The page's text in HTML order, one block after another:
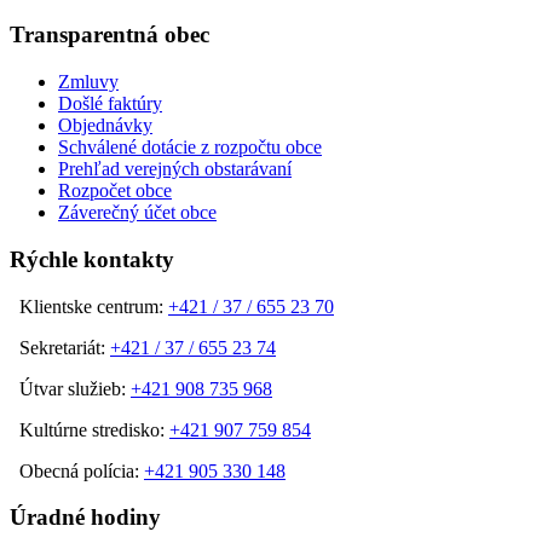
Transparentná obec
Zmluvy
Došlé faktúry
Objednávky
Schválené dotácie z rozpočtu obce
Prehľad verejných obstarávaní
Rozpočet obce
Záverečný účet obce
Rýchle kontakty
Klientske centrum: +421 / 37 / 655 23 70
Sekretariát: +421 / 37 / 655 23 74
Útvar služieb: +421 908 735 968
Kultúrne stredisko: +421 907 759 854
Obecná polícia: +421 905 330 148
Úradné hodiny